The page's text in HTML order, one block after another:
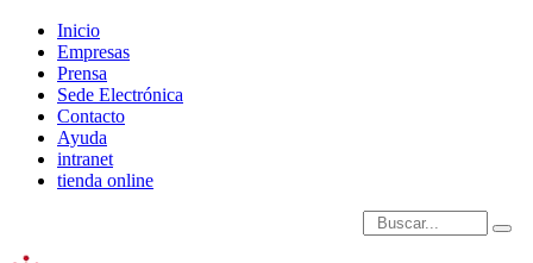
Inicio
Empresas
Prensa
Sede Electrónica
Contacto
Ayuda
intranet
tienda online
Introduce términos de